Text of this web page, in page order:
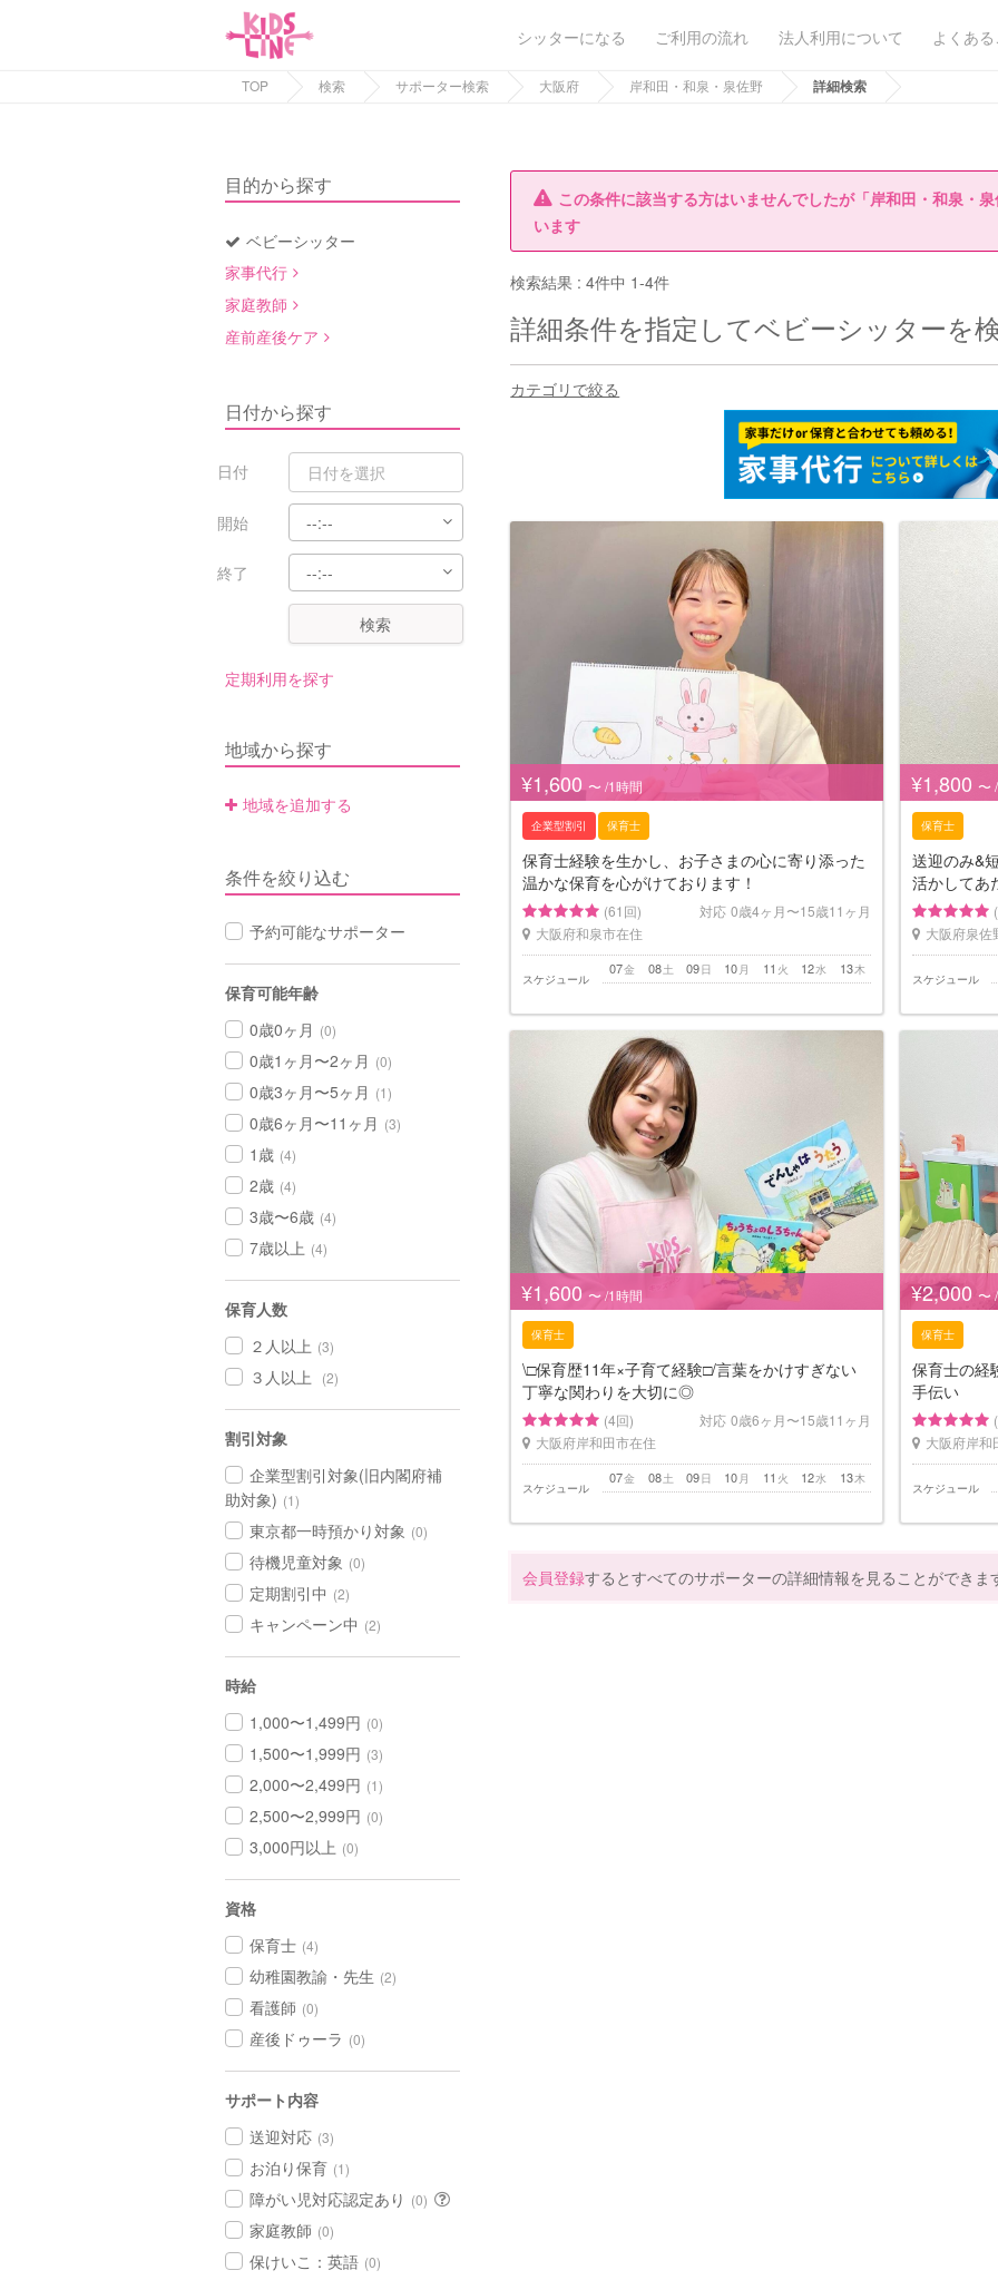
シッターになる ご利用の流れ 法人利用について よくあ
TOP 検索 サポーター検索 大阪府 岸和田・和泉・泉佐野 詳細検索
目的から探す
ベビーシッター
家事代行
家庭教師
産前産後ケア
日付から探す
日付
開始
終了
検索
定期利用を探す
地域から探す
地域を追加する
条件を絞り込む
予約可能なサポーター
保育可能年齢
0歳0ヶ月 (0)
0歳1ヶ月〜2ヶ月 (0)
0歳3ヶ月〜5ヶ月 (1)
0歳6ヶ月〜11ヶ月 (3)
1歳 (4)
2歳 (4)
3歳〜6歳 (4)
7歳以上 (4)
保育人数
２人以上 (3)
３人以上 (2)
割引対象
企業型割引対象(旧内閣府補
助対象) (1)
東京都一時預かり対象 (0)
待機児童対象 (0)
定期割引中 (2)
キャンペーン中 (2)
時給
1,000〜1,499円 (0)
1,500〜1,999円 (3)
2,000〜2,499円 (1)
2,500〜2,999円 (0)
3,000円以上 (0)
資格
保育士 (4)
幼稚園教諭・先生 (2)
看護師 (0)
産後ドゥーラ (0)
サポート内容
送迎対応 (3)
お泊り保育 (1)
障がい児対応認定あり (0)
家庭教師 (0)
保けいこ：英語 (0)
この条件に該当する方はいませんでしたが「岸和田・和泉・
います
検索結果 :4件中 1-4件
詳細条件を指定してベビーシッターを
カテゴリで絞る
¥1,600 〜 /1時間
企業型割引 保育士
保育士経験を生かし、お子さまの心に寄り添った
温かな保育を心がけております！
(61回) 対応 0歳4ヶ月〜15歳11ヶ月
大阪府和泉市在住
スケジュール
金
07 土
08 日
09 月
10 火
11 水
12 木
13
¥1,800 〜
保育士
送迎のみ&
活かしてあ
大阪府泉佐
スケジュール
¥1,600 〜 /1時間
保育士
\□︎保育歴11年×子育て経験□︎/言葉をかけすぎない
丁寧な関わりを大切に◎
(4回) 対応 0歳6ヶ月〜15歳11ヶ月
大阪府岸和田市在住
スケジュール
金
07 土
08 日
09 月
10 火
11 水
12 木
13
¥2,000 〜
保育士
保育士の経
手伝い
大阪府岸和
スケジュール
会員登録するとすべてのサポーターの詳細情報を見ることができま